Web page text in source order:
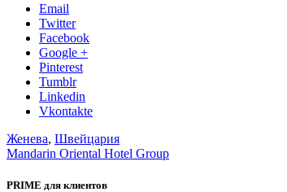
Email
Twitter
Facebook
Google +
Pinterest
Tumblr
Linkedin
Vkontakte
Женева, Швейцария
Mandarin Oriental Hotel Group
PRIME для клиентов